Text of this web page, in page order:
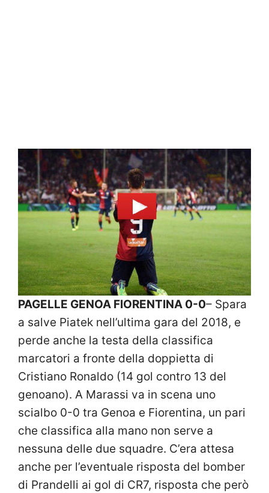
PAGELLE GENOA FIORENTINA 0-0– Spara
a salve Piatek nell’ultima gara del 2018, e
perde anche la testa della classifica
marcatori a fronte della doppietta di
Cristiano Ronaldo (14 gol contro 13 del
genoano). A Marassi va in scena uno
scialbo 0-0 tra Genoa e Fiorentina, un pari
che classifica alla mano non serve a
nessuna delle due squadre. C’era attesa
anche per l’eventuale risposta del bomber
di Prandelli ai gol di CR7, risposta che però